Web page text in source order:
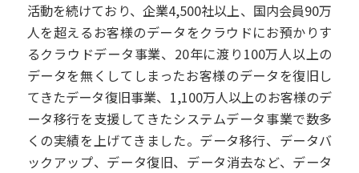
活動を続けており、企業4,500社以上、国内会員90万
人を超えるお客様のデータをクラウドにお預かりす
るクラウドデータ事業、20年に渡り100万人以上の
データを無くしてしまったお客様のデータを復旧し
てきたデータ復旧事業、1,100万人以上のお客様のデ
ータ移行を支援してきたシステムデータ事業で数多
くの実績を上げてきました。データ移行、データバ
ックアップ、データ復旧、データ消去など、データ